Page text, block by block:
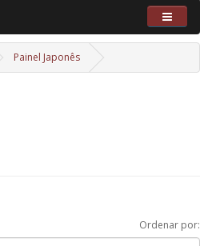
Painel Japonês
Ordenar por: